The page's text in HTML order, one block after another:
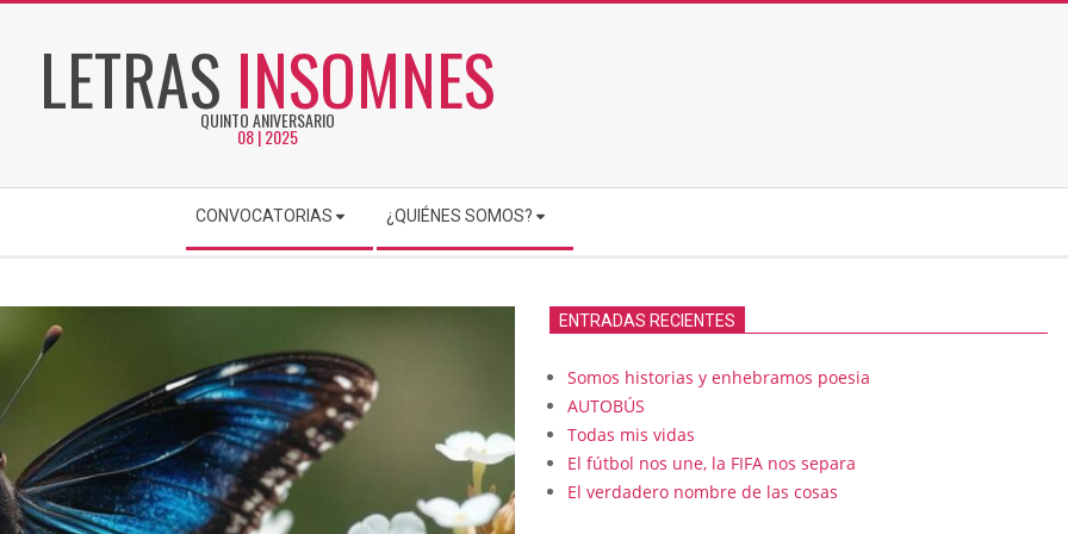
LETRAS INSOMNES
QUINTO ANIVERSARIO
08 | 2025
CONVOCATORIAS ¿QUIÉNES SOMOS?
ENTRADAS RECIENTES
Somos historias y enhebramos poesia
AUTOBÚS
Todas mis vidas
El fútbol nos une, la FIFA nos separa
El verdadero nombre de las cosas